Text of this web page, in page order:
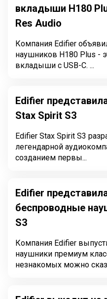
вкладыши H180
Res Audio
Компания Edifier
наушников H180 Plus -
вкладыши с USB-C. ...
Edifier
Stax Spirit S3
Edifier Stax Spirit S3
легендарной
созданием первы...
Edifier
беспроводные
S3
Компания Edifier
наушники премиум
незнакомых можно